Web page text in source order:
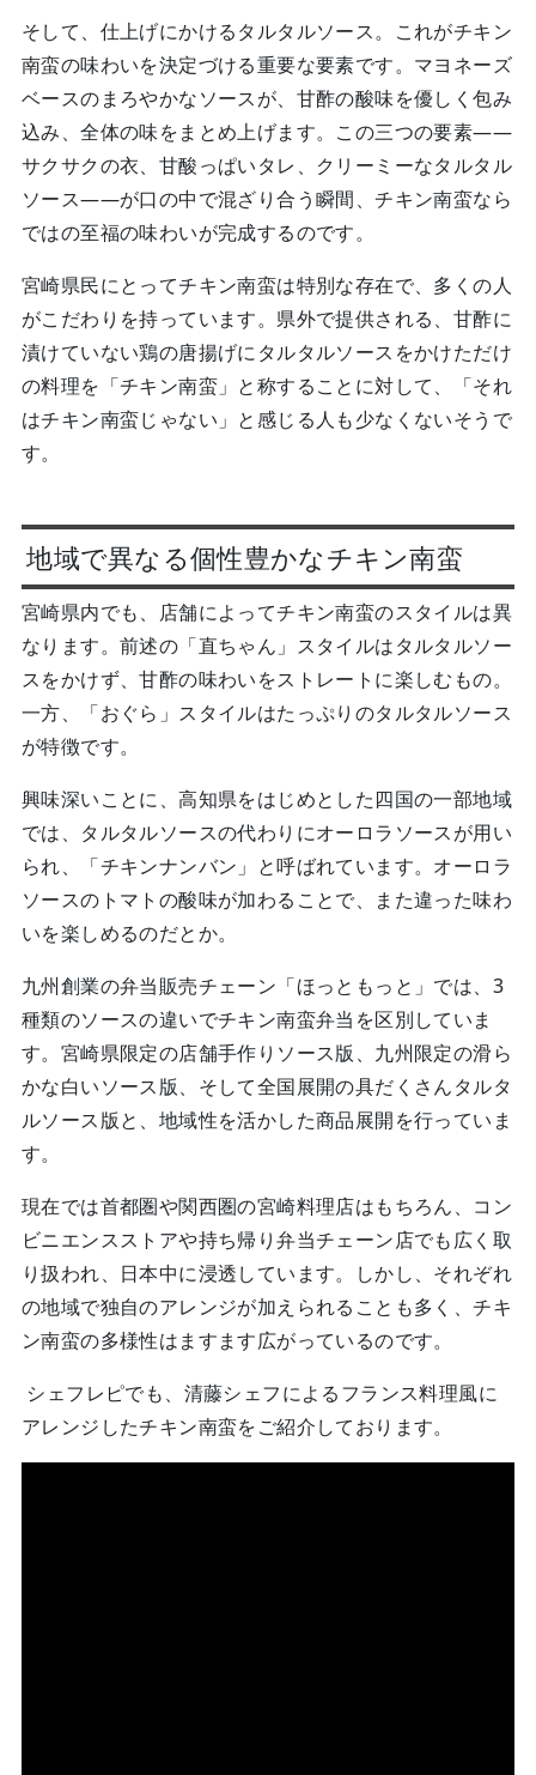
そして、仕上げにかけるタルタルソース。これがチキン
南蛮の味わいを決定づける重要な要素です。マヨネーズ
ベースのまろやかなソースが、甘酢の酸味を優しく包み
込み、全体の味をまとめ上げます。この三つの要素――
サクサクの衣、甘酸っぱいタレ、クリーミーなタルタル
ソース――が口の中で混ざり合う瞬間、チキン南蛮なら
ではの至福の味わいが完成するのです。
宮崎県民にとってチキン南蛮は特別な存在で、多くの人
がこだわりを持っています。県外で提供される、甘酢に
漬けていない鶏の唐揚げにタルタルソースをかけただけ
の料理を「チキン南蛮」と称することに対して、「それ
はチキン南蛮じゃない」と感じる人も少なくないそうで
す。
地域で異なる個性豊かなチキン南蛮
宮崎県内でも、店舗によってチキン南蛮のスタイルは異
なります。前述の「直ちゃん」スタイルはタルタルソー
スをかけず、甘酢の味わいをストレートに楽しむもの。
一方、「おぐら」スタイルはたっぷりのタルタルソース
が特徴です。
興味深いことに、高知県をはじめとした四国の一部地域
では、タルタルソースの代わりにオーロラソースが用い
られ、「チキンナンバン」と呼ばれています。オーロラ
ソースのトマトの酸味が加わることで、また違った味わ
いを楽しめるのだとか。
九州創業の弁当販売チェーン「ほっともっと」では、3
種類のソースの違いでチキン南蛮弁当を区別していま
す。宮崎県限定の店舗手作りソース版、九州限定の滑ら
かな白いソース版、そして全国展開の具だくさんタルタ
ルソース版と、地域性を活かした商品展開を行っていま
す。
現在では首都圏や関西圏の宮崎料理店はもちろん、コン
ビニエンスストアや持ち帰り弁当チェーン店でも広く取
り扱われ、日本中に浸透しています。しかし、それぞれ
の地域で独自のアレンジが加えられることも多く、チキ
ン南蛮の多様性はますます広がっているのです。
シェフレピでも、清藤シェフによるフランス料理風に
アレンジしたチキン南蛮をご紹介しております。